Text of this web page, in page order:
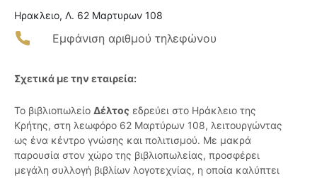
Ηρακλειο, Λ. 62 Μαρτυρων 108
Εμφάνιση αριθμού τηλεφώνου
Σχετικά με την εταιρεία:
Το βιβλιοπωλείο Δέλτος εδρεύει στο Ηράκλειο της
Κρήτης, στη λεωφόρο 62 Μαρτύρων 108, λειτουργώντας
ως ένα κέντρο γνώσης και πολιτισμού. Με μακρά
παρουσία στον χώρο της βιβλιοπωλείας, προσφέρει
μεγάλη συλλογή βιβλίων λογοτεχνίας, η οποία καλύπτει